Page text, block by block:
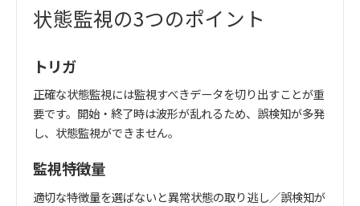
状態監視の3つのポイント
トリガ
正確な状態監視には監視すべきデータを切り出すことが重
要です。開始・終了時は波形が乱れるため、誤検知が多発
し、状態監視ができません。
監視特徴量
適切な特徴量を選ばないと異常状態の取り逃し／誤検知が